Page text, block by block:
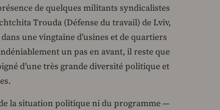
de quelques militants syndicalistes
Trouda (Défense du travail) de Lviv,
une vingtaine d’usines et de quartiers
un pas en avant, il reste que
d’une très grande diversité politique et
la situation politique ni du programme —